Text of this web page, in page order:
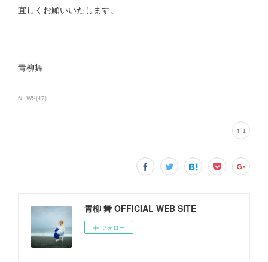
宜しくお願いいたします。
青柳舞
NEWS(47)
青柳 舞 OFFICIAL WEB SITE
フォロー